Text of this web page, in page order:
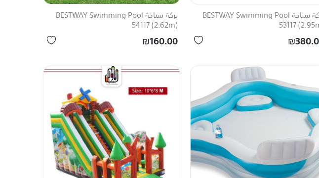
بركة سباحة BESTWAY Swimming Pool
53117
بركة سباحة BESTWAY Swimming Pool
54117 (2.62m)
₪160.00